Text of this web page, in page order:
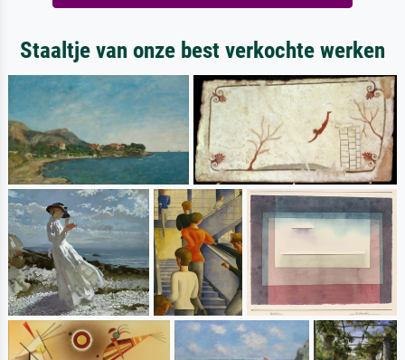
Staaltje van onze best verkochte werken